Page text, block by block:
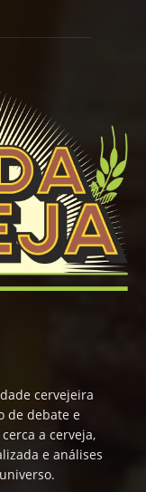
cervejeira
de debate e
a cerveja,
e análises